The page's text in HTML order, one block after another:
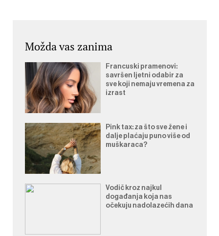
Možda vas zanima
Francuski pramenovi:
savršen ljetni odabir za
sve koji nemaju vremena za
izrast
Pink tax: za što sve žene i
dalje plaćaju puno više od
muškaraca?
Vodič kroz najkul
događanja koja nas
očekuju nadolazećih dana